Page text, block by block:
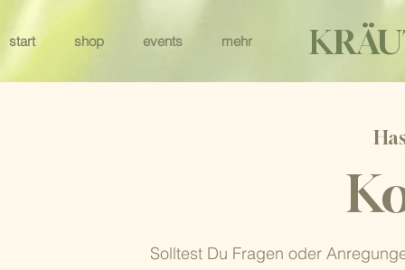
start shop events mehr
Solltest Du Fragen oder